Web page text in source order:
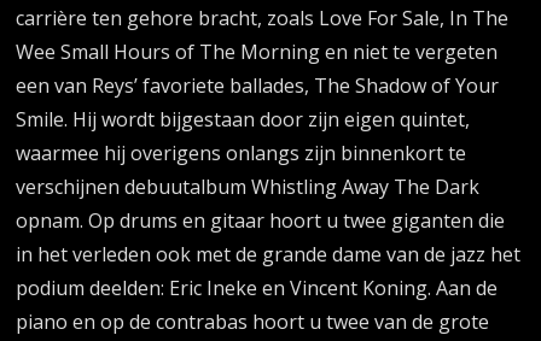
carrière ten gehore bracht, zoals Love For Sale, In The
Wee Small Hours of The Morning en niet te vergeten
een van Reys’ favoriete ballades, The Shadow of Your
Smile. Hij wordt bijgestaan door zijn eigen quintet,
waarmee hij overigens onlangs zijn binnenkort te
verschijnen debuutalbum Whistling Away The Dark
opnam. Op drums en gitaar hoort u twee giganten die
in het verleden ook met de grande dame van de jazz het
podium deelden: Eric Ineke en Vincent Koning. Aan de
piano en op de contrabas hoort u twee van de grote